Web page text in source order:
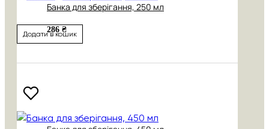
Банка для зберігання, 250 мл
286 ₴
Додати в кошик